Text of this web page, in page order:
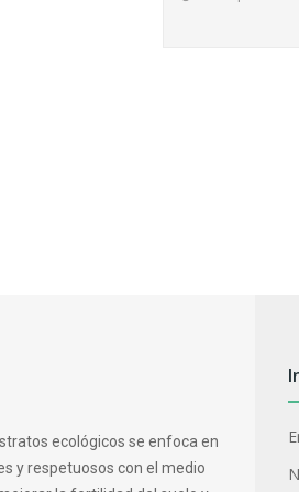
ecológicos se enfoca en
y respetuosos con el medio